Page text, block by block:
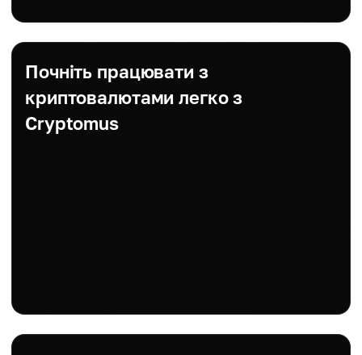
Почніть працювати з
криптовалютами легко з
Cryptomus